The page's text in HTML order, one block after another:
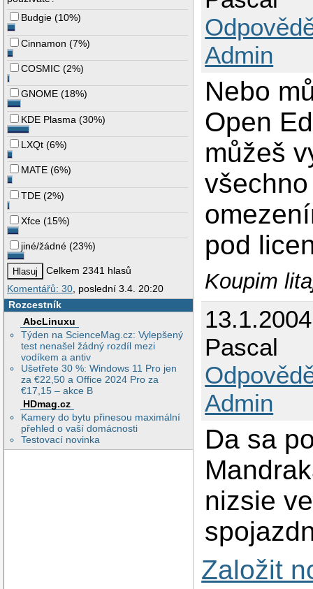
Budgie (10%)
Cinnamon (7%)
COSMIC (2%)
GNOME (18%)
KDE Plasma (30%)
LXQt (6%)
MATE (6%)
TDE (2%)
Xfce (15%)
jiné/žádné (23%)
Celkem 2341 hlasů
Komentářů: 30 , poslední 3.4. 20:20
Rozcestník
AbcLinuxu
Týden na ScienceMag.cz: Vylepšený
test nenašel žádný rozdíl mezi
vodíkem a antiv
Ušetřete 30 %: Windows 11 Pro jen
za €22,50 a Office 2024 Pro za
€17,15 – akce B
HDmag.cz
Kamery do bytu přinesou maximální
přehled o vaší domácnosti
Testovací novinka
Admin
Nebo
Open
můžeš
pod
Koupim
Pascal
Admin
Da sa
nizsie
Založit